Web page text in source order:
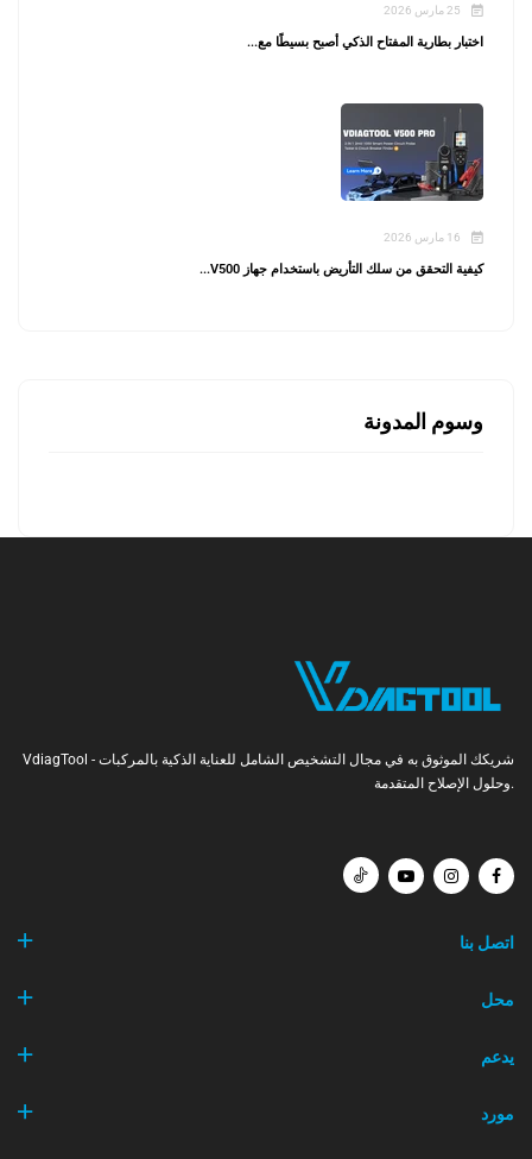
25 مارس 2026
اختبار بطارية المفتاح الذكي أصبح بسيطًا مع...
16 مارس 2026
كيفية التحقق من سلك التأريض باستخدام جهاز V500...
وسوم المدونة
VdiagTool - شريكك الموثوق به في مجال التشخيص الشامل للعناية الذكية بالمركبات
وحلول الإصلاح المتقدمة.
اتصل بنا
محل
يدعم
مورد